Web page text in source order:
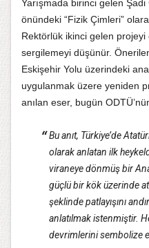
Yarışmada birinci gelen Şadi
önündeki “Fizik Çimleri”
Rektörlük ikinci gelen
sergilemeyi düşünür.
Eskişehir Yolu üzerindeki ana
uygulanmak üzere yeniden
anılan eser, bugün
Bu anıt, Türkiye’de
olarak anlatan ilk
viraneye dönmüş bir
güçlü bir kök üzerinde
şeklinde patlayışını
anlatılmak istenmiştir.
devrimlerini sembolize